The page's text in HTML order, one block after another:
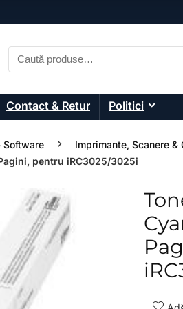
Contact & Retur Politici
Software Imprimante, Scanere &
pentru iRC3025/3025i
- 21%